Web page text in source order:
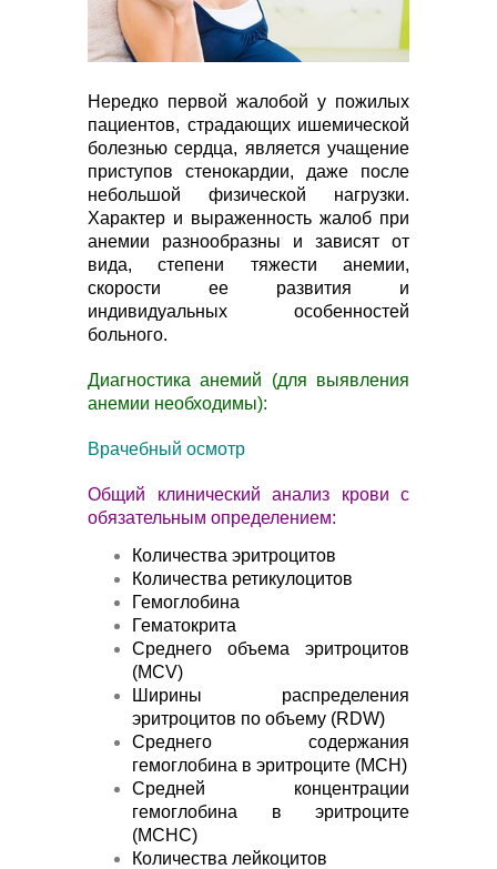
Нередко первой жалобой у пожилых
пациентов, страдающих ишемической
болезнью сердца, является учащение
приступов стенокардии, даже после
небольшой физической нагрузки.
Характер и выраженность жалоб при
анемии разнообразны и зависят от
вида, степени тяжести анемии,
скорости ее развития и
индивидуальных особенностей
больного.
Диагностика анемий (для выявления
анемии необходимы):
Врачебный осмотр
Общий клинический анализ крови с
обязательным определением:
Количества эритроцитов
Количества ретикулоцитов
Гемоглобина
Гематокрита
Среднего объема эритроцитов
(MCV)
Ширины распределения
эритроцитов по объему (RDW)
Среднего содержания
гемоглобина в эритроците (MCH)
Средней концентрации
гемоглобина в эритроците
(MCHC)
Количества лейкоцитов